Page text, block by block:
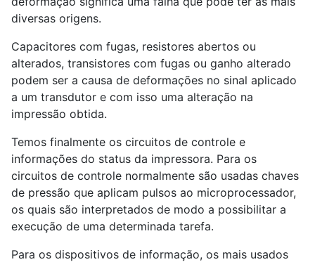
diversas origens.
Capacitores com fugas, resistores abertos ou
alterados, transistores com fugas ou ganho alterado
podem ser a causa de deformações no sinal aplicado
a um transdutor e com isso uma alteração na
impressão obtida.
Temos finalmente os circuitos de controle e
informações do status da impressora. Para os
circuitos de controle normalmente são usadas chaves
de pressão que aplicam pulsos ao microprocessador,
os quais são interpretados de modo a possibilitar a
execução de uma determinada tarefa.
Para os dispositivos de informação, os mais usados